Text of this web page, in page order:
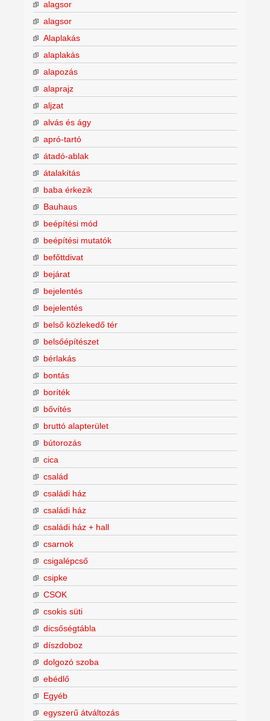
alagsor
alagsor
Alaplakás
alaplakás
alapozás
alaprajz
aljzat
alvás és ágy
apró-tartó
átadó-ablak
átalakítás
baba érkezik
Bauhaus
beépítési mód
beépítési mutatók
befőttdivat
bejárat
bejelentés
bejelentés
belső közlekedő tér
belsőépítészet
bérlakás
bontás
boríték
bővítés
bruttó alapterület
bútorozás
cica
család
családi ház
családi ház
családi ház + hall
csarnok
csigalépcső
csipke
CSOK
csokis süti
dicsőségtábla
díszdoboz
dolgozó szoba
ebédlő
Egyéb
egyszerű átváltozás